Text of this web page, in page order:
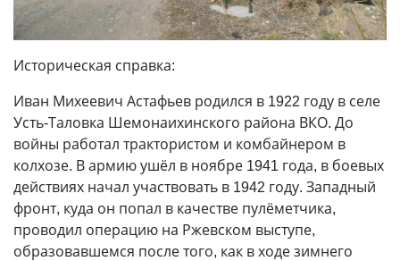
Историческая справка:
Иван Михеевич Астафьев родился в 1922 году в селе
Усть-Таловка Шемонаихинского района ВКО. До
войны работал трактористом и комбайнером в
колхозе. В армию ушёл в ноябре 1941 года, в боевых
действиях начал участвовать в 1942 году. Западный
фронт, куда он попал в качестве пулёметчика,
проводил операцию на Ржевском выступе,
образовавшемся после того, как в ходе зимнего